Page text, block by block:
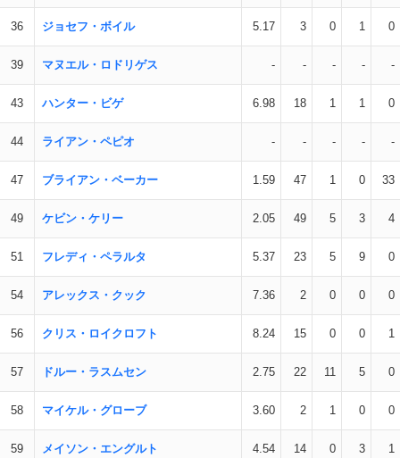
36 ジョセフ・ボイル 5.17 3 0 1 0
39 マヌエル・ロドリゲス - - - - -
43 ハンター・ビゲ 6.98 18 1 1 0
44 ライアン・ペピオ - - - - -
47 ブライアン・ベーカー 1.59 47 1 0 33
49 ケビン・ケリー 2.05 49 5 3 4
51 フレディ・ペラルタ 5.37 23 5 9 0
54 アレックス・クック 7.36 2 0 0 0
56 クリス・ロイクロフト 8.24 15 0 0 1
57 ドルー・ラスムセン 2.75 22 11 5 0
58 マイケル・グローブ 3.60 2 1 0 0
59 メイソン・エングルト 4.54 14 0 3 1